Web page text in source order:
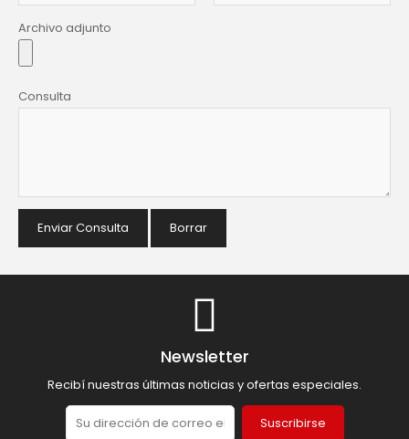
Archivo adjunto
Consulta
Enviar Consulta Borrar
Newsletter
Recibí nuestras últimas noticias y ofertas especiales.
Suscribirse